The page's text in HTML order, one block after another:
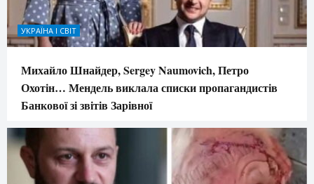
УКРАЇНА І СВІТ
Михайло Шнайдер, Sergey Naumovich, Петро
Охотін… Мендель виклала списки пропагандистів
Банкової зі звітів Зарівної